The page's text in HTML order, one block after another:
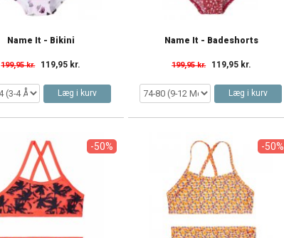
Name It - Bikini
199,95 kr. 119,95 kr.
Læg i kurv
Name It - Badeshorts
199,95 kr. 119,95 kr.
Læg i kurv
-50% -50%